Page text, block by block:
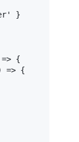
}
{
=> {